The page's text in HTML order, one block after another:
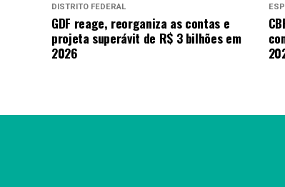
DISTRITO FEDERAL
GDF reage, reorganiza as contas e
projeta superávit de R$ 3 bilhões em
2026